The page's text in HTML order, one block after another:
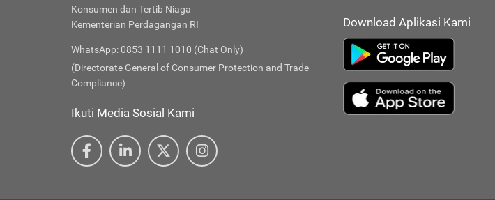
Konsumen dan Tertib Niaga
Kementerian Perdagangan RI
WhatsApp: 0853 1111 1010 (Chat Only)
(Directorate General of Consumer Protection and Trade
Compliance)
Ikuti Media Sosial Kami
Download Aplikasi Kami